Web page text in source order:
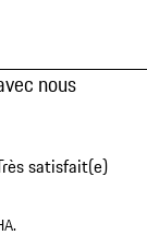
nous
satisfait(e)